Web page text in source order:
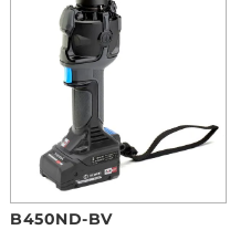
B450ND-BV